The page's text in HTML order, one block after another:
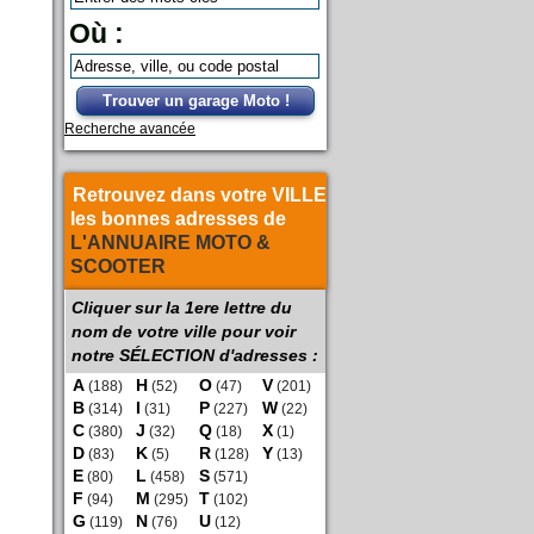
Où :
Trouver un garage Moto !
Recherche avancée
Retrouvez dans votre VILLE
les bonnes adresses de
L'ANNUAIRE MOTO &
SCOOTER
Cliquer sur la 1ere lettre du
nom de votre ville pour voir
notre SÉLECTION d'adresses :
A (188)
B (314)
C (380)
D (83)
E (80)
F (94)
G (119)
H (52)
I (31)
J (32)
K (5)
L (458)
M (295)
N (76)
O (47)
P (227)
Q (18)
R (128)
S (571)
T (102)
U (12)
V (201)
W (22)
X (1)
Y (13)